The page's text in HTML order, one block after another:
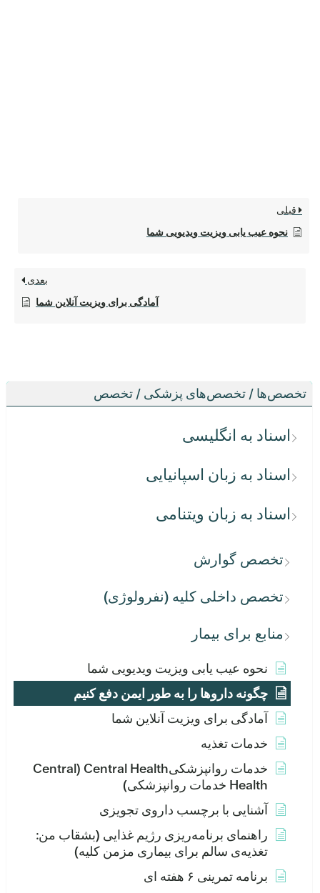
تخصص‌ها / تخصص‌های پزشکی / تخصص
اسناد به انگلیسی
اسناد به زبان اسپانیایی
اسناد به زبان ویتنامی
تخصص گوارش
تخصص داخلی کلیه (نفرولوژی)
منابع برای بیمار
نحوه عیب یابی ویزیت ویدیویی شما
چگونه داروها را به طور ایمن دفع کنیم
آمادگی برای ویزیت آنلاین شما
خدمات تغذیه
خدمات روانپزشکیCentral Health (Central
Health خدمات روانپزشکی)
آشنایی با برچسب داروی تجویزی
راهنمای برنامه‌ریزی رژیم غذایی (بشقاب من:
تغذیه‌ی سالم برای بیماری مزمن کلیه)
برنامه تمرینی ۶ هفته ای
قبلی
نحوه عیب یابی ویزیت ویدیویی شما
بعدی
آمادگی برای ویزیت آنلاین شما